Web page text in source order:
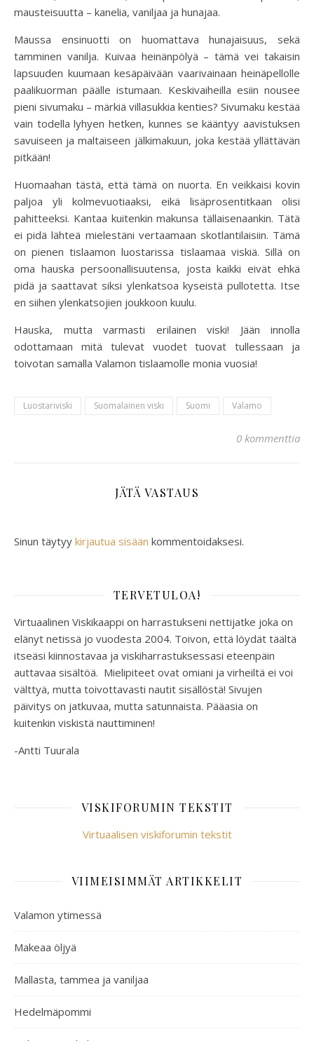
mausteisuutta – kanelia, vaniljaa ja hunajaa.
Maussa ensinuotti on huomattava hunajaisuus, sekä
tamminen vanilja. Kuivaa heinänpölyä – tämä vei takaisin
lapsuuden kuumaan kesäpäivään vaarivainaan heinäpellolle
paalikuorman päälle istumaan. Keskivaiheilla esiin nousee
pieni sivumaku – märkiä villasukkia kenties? Sivumaku kestää
vain todella lyhyen hetken, kunnes se kääntyy aavistuksen
savuiseen ja maltaiseen jälkimakuun, joka kestää yllättävän
pitkään!
Huomaahan tästä, että tämä on nuorta. En veikkaisi kovin
paljoa yli kolmevuotiaaksi, eikä lisäprosentitkaan olisi
pahitteeksi. Kantaa kuitenkin makunsa tällaisenaankin. Tätä
ei pidä lähteä mielestäni vertaamaan skotlantilaisiin. Tämä
on pienen tislaamon luostarissa tislaamaa viskiä. Sillä on
oma hauska persoonallisuutensa, josta kaikki eivät ehkä
pidä ja saattavat siksi ylenkatsoa kyseistä pullotetta. Itse
en siihen ylenkatsojien joukkoon kuulu.
Hauska, mutta varmasti erilainen viski! Jään innolla
odottamaan mitä tulevat vuodet tuovat tullessaan ja
toivotan samalla Valamon tislaamolle monia vuosia!
Luostariviski Suomalainen viski Suomi Valamo
0 kommenttia
JÄTÄ VASTAUS
Sinun täytyy kirjautua sisään kommentoidaksesi.
TERVETULOA!
Virtuaalinen Viskikaappi on harrastukseni nettijatke joka on
elänyt netissä jo vuodesta 2004. Toivon, että löydät täältä
itseäsi kiinnostavaa ja viskiharrastuksessasi eteenpäin
auttavaa sisältöä. Mielipiteet ovat omiani ja virheiltä ei voi
välttyä, mutta toivottavasti nautit sisällöstä! Sivujen
päivitys on jatkuvaa, mutta satunnaista. Pääasia on
kuitenkin viskistä nauttiminen!
-Antti Tuurala
VISKIFORUMIN TEKSTIT
Virtuaalisen viskiforumin tekstit
VIIMEISIMMÄT ARTIKKELIT
Valamon ytimessä
Makeaa öljyä
Mallasta, tammea ja vaniljaa
Hedelmäpommi